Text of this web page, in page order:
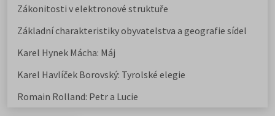
Zákonitosti v elektronové struktuře
Základní charakteristiky obyvatelstva a geografie sídel
Karel Hynek Mácha: Máj
Karel Havlíček Borovský: Tyrolské elegie
Romain Rolland: Petr a Lucie